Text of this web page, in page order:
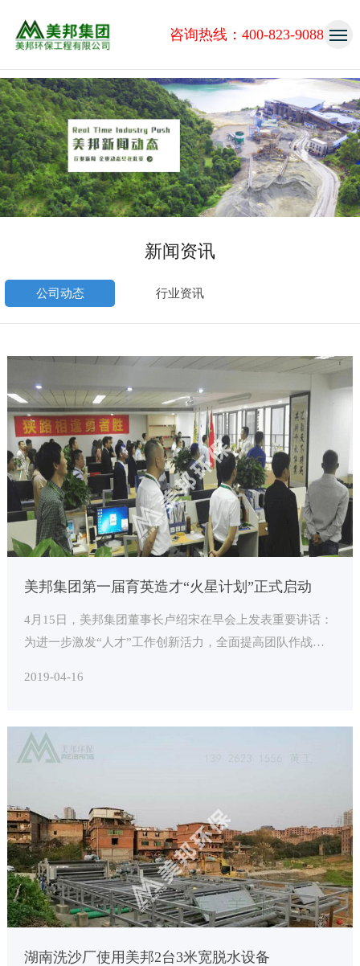
咨询热线：400-823-9088
新闻资讯
公司动态 行业资讯
美邦集团第一届育英造才“火星计划”正式启动
4月15日，美邦集团董事长卢绍宋在早会上发表重要讲话：
为进一步激发“人才”工作创新活力，全面提高团队作战水
2019-04-16
湖南洗沙厂使用美邦2台3米宽脱水设备